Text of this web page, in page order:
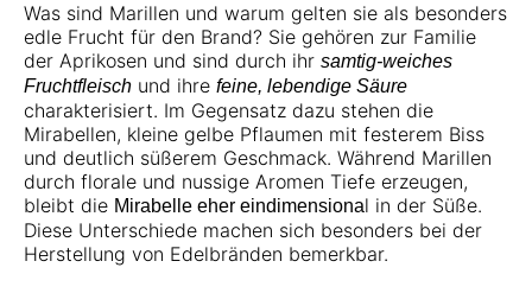
Was sind Marillen und warum gelten sie als besonders
edle Frucht für den Brand? Sie gehören zur Familie
der Aprikosen und sind durch ihr samtig-weiches
Fruchtfleisch und ihre feine, lebendige Säure
charakterisiert. Im Gegensatz dazu stehen die
Mirabellen, kleine gelbe Pflaumen mit festerem Biss
und deutlich süßerem Geschmack. Während Marillen
durch florale und nussige Aromen Tiefe erzeugen,
bleibt die Mirabelle eher eindimensional in der Süße.
Diese Unterschiede machen sich besonders bei der
Herstellung von Edelbränden bemerkbar.